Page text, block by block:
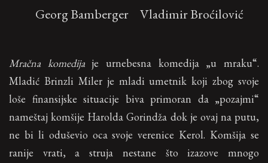
Georg Bamberger
Vladimir Broćilović
Mračna komedijaje urnebesna komedija „u mraku“.
Mladić Brinzli Miler je mladi umetnik koji zbog svoje
loše finansijske situacije biva primoran da „pozajmi“
nameštaj komšije Harolda Gorindža dok je ovaj na putu,
ne bi li oduševio oca svoje verenice Kerol. Komšija se
ranije vrati, a struja nestane što izazove mnogo